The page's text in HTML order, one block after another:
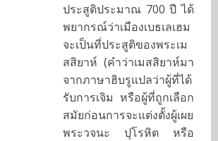
ประสูติประมาณ 700 ปี ได้
พยากรณ์ว่าเมืองเบธเลเฮม
จะเป็นที่ประสูติของพระเม
สสิยาห์ (คำว่าเมสสิยาห์มา
จากภาษาฮิบรูแปลว่าผู้ที่ได้
รับการเจิม หรือผู้ที่ถูกเลือก
สมัยก่อนการจะแต่งตั้งผู้เผย
พระวจนะ ปุโรหิต หรือ